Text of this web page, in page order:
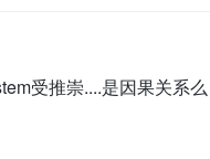
受推崇....是因果关系么